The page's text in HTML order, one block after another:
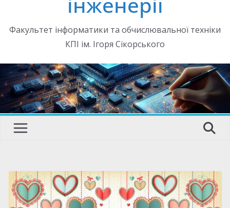
Факультет інформатики та обчислювальної техніки
КПІ ім. Ігоря Сікорського